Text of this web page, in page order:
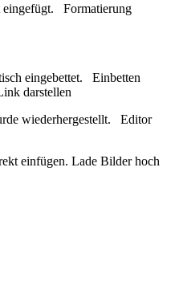
eingefügt. Formatierung
eingebettet. Einbetten
darstellen
wiederhergestellt. Editor
einfügen. Lade Bilder hoch